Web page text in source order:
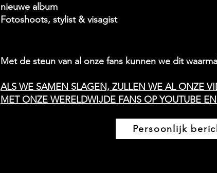
nieuwe album
Fotoshoots, stylist & visagist
Met de steun van al onze fans kunnen we dit
ALS WE SAMEN SLAGEN, ZULLEN WE AL ONZE
MET ONZE WERELDWIJDE FANS OP YOUTUBE EN
Persoonlijk